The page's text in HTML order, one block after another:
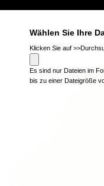
Wählen Sie Ihre
Klicken Sie auf
Es sind nur Dateien im
bis zu einer Dateigröße